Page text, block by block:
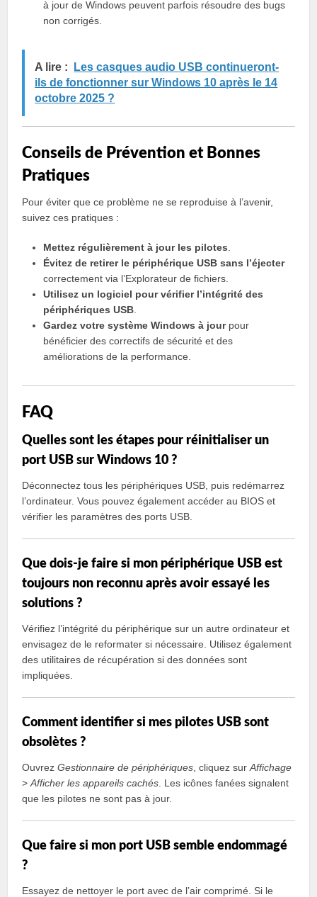
à jour de Windows peuvent parfois résoudre des bugs
non corrigés.
A lire :
Les casques audio USB continueront-
ils de fonctionner sur Windows 10 après le 14
octobre 2025 ?
Conseils de Prévention et Bonnes
Pratiques
Pour éviter que ce problème ne se reproduise à l’avenir,
suivez ces pratiques :
Mettez régulièrement à jour les pilotes
Évitez de retirer le périphérique USB sans l’éjecter
correctement via l’Explorateur de fichiers.
Utilisez un logiciel pour vérifier l’intégrité des
périphériques USB
Gardez votre système Windows à jourpour
bénéficier des correctifs de sécurité et des
améliorations de la performance.
FAQ
Quelles sont les étapes pour réinitialiser un
port USB sur Windows 10 ?
Déconnectez tous les périphériques USB, puis redémarrez
l’ordinateur. Vous pouvez également accéder au BIOS et
vérifier les paramètres des ports USB.
Que dois-je faire si mon périphérique USB est
toujours non reconnu après avoir essayé les
solutions ?
Vérifiez l’intégrité du périphérique sur un autre ordinateur et
envisagez de le reformater si nécessaire. Utilisez également
des utilitaires de récupération si des données sont
impliquées.
Comment identifier si mes pilotes USB sont
obsolètes ?
OuvrezGestionnaire de périphériques , cliquez surAffichage
>Afficher les appareils cachés . Les icônes fanées signalent
que les pilotes ne sont pas à jour.
Que faire si mon port USB semble endommagé
?
Essayez de nettoyer le port avec de l’air comprimé. Si le